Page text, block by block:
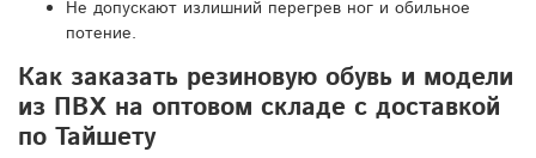
Не допускают излишний перегрев ног и обильное
потение.
Как заказать резиновую обувь и модели
из ПВХ на оптовом складе с доставкой
по Тайшету